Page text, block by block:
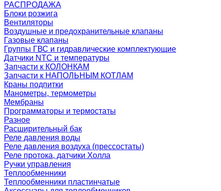
РАСПРОДАЖА
Блоки розжига
Вентиляторы
Воздушные и предохранительные клапаны
Газовые клапаны
Группы ГВС и гидравлические комплектующие
Датчики NTC и температуры
Запчасти к КОЛОНКАМ
Запчасти к НАПОЛЬНЫМ КОТЛАМ
Краны подпитки
Манометры, термометры
Мембраны
Программаторы и термостаты
Разное
Расширительный бак
Реле давления воды
Реле давления воздуха (прессостаты)
Реле протока, датчики Холла
Ручки управления
Теплообменники
Теплообменники пластинчатые